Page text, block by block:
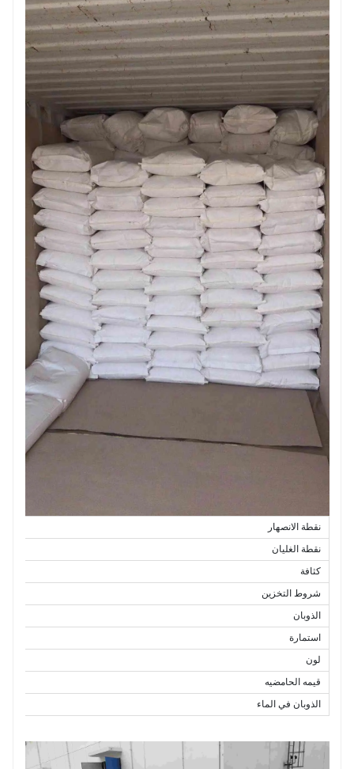
نقطة الانصهار
نقطة الغليان
كثافة
شروط التخزين
الذوبان
استمارة
لون
قيمه الحامضيه
الذوبان في الماء